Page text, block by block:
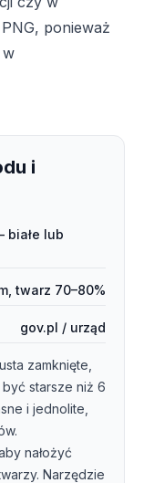
ponieważ
i
białe lub
twarz 70–80%
gov.pl / urząd
zamknięte,
starsze niż 6
i jednolite,
nałożyć
Narzędzie